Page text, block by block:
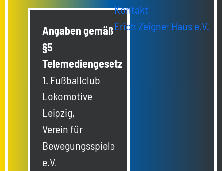
Kontakt
Erich Zeigner Haus e.V.
Angaben gemäß
§5
Telemediengesetz
1. Fußballclub
Lokomotive
Leipzig,
Verein für
Bewegungsspiele
e.V.